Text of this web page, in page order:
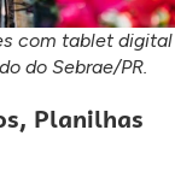
com tablet digital
do Sebrae/PR.
Planilhas